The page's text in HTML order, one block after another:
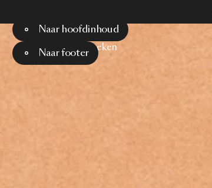
Naar hoofdinhoud
Naar footer
Menu Zoeken